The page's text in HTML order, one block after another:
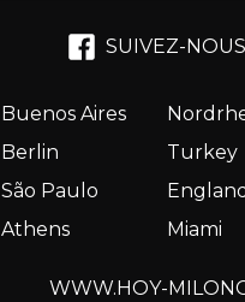
SUIVEZ-NOUS
Buenos Aires
Berlin
Turkey
São Paulo
England
Athens
Miami
WWW.HOY-